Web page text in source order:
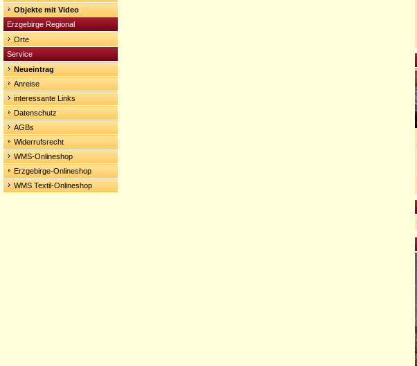
Objekte mit Video
Erzgebirge Regional
Orte
Service
Neueintrag
Anreise
interessante Links
Datenschutz
AGBs
Widerrufsrecht
WMS-Onlineshop
Erzgebirge-Onlineshop
WMS Textil-Onlineshop